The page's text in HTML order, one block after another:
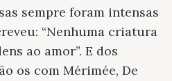
sempre foram intensas
“Nenhuma criatura
ao amor”. E dos
os com Mérimée, De